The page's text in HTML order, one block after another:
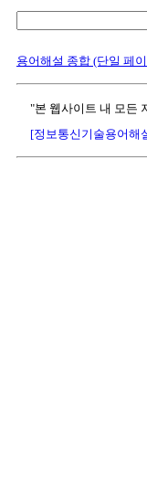
용어해설 종합 (단일 페
"본 웹사이트 내 모든
[정보통신기술용어해